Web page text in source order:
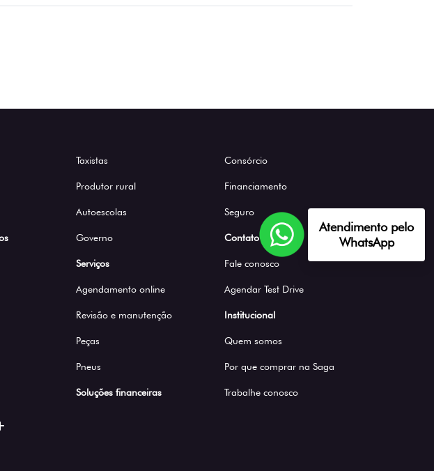
Taxistas
Produtor rural
Autoescolas
Governo
Serviços
Agendamento online
Revisão e manutenção
Peças
Pneus
Soluções financeiras
Consórcio
Financiamento
Seguro
Contato
Fale conosco
Agendar Test Drive
Institucional
Quem somos
Por que comprar na Saga
Trabalhe conosco
Atendimento pelo
WhatsApp